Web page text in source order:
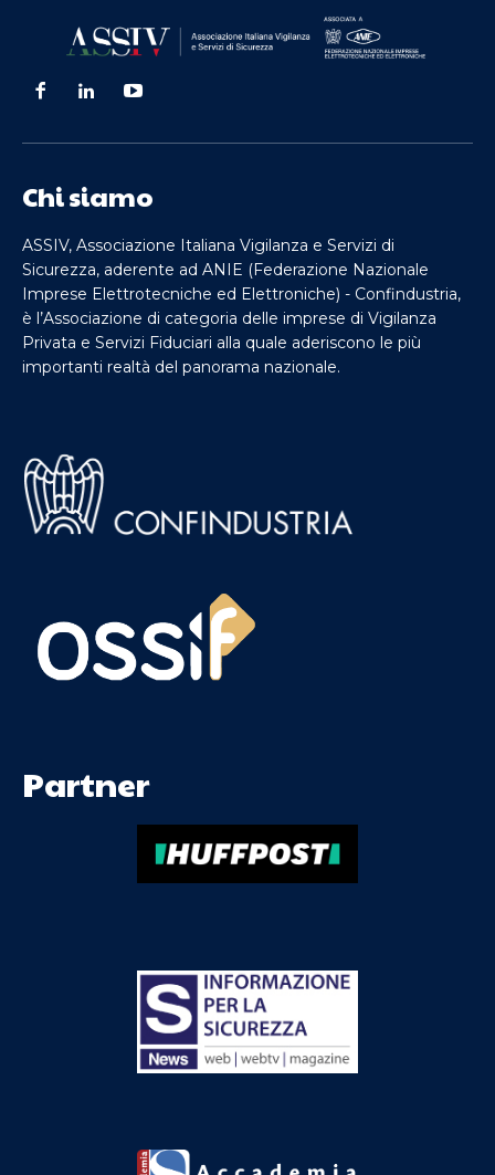
Chi siamo
ASSIV, Associazione Italiana Vigilanza e Servizi di
Sicurezza, aderente ad ANIE (Federazione Nazionale
Imprese Elettrotecniche ed Elettroniche) - Confindustria,
è l’Associazione di categoria delle imprese di Vigilanza
Privata e Servizi Fiduciari alla quale aderiscono le più
importanti realtà del panorama nazionale.
Partner